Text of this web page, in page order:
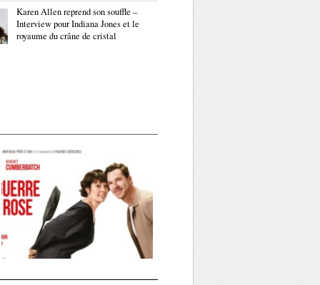
Karen Allen reprend son souffle –
Interview pour Indiana Jones et le
royaume du crâne de cristal